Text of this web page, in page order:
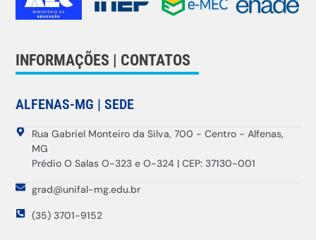
INFORMAÇÕES | CONTATOS
ALFENAS-MG | SEDE
Rua Gabriel Monteiro da Silva, 700 - Centro - Alfenas,
MG
Prédio O Salas O-323 e O-324 | CEP: 37130-001
grad@unifal-mg.edu.br
(35) 3701-9152